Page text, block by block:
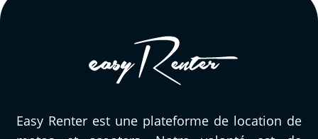
Easy Renter est une plateforme de location de